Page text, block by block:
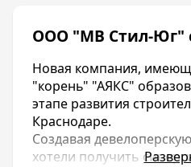
ООО "МВ Стил-Юг"
Новая компания,
"корень" "АЯКС"
этапе развития
Краснодаре.
Создавая
хотели получить